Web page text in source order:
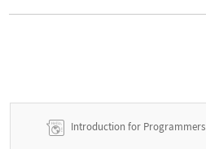
Introduction for Programmers